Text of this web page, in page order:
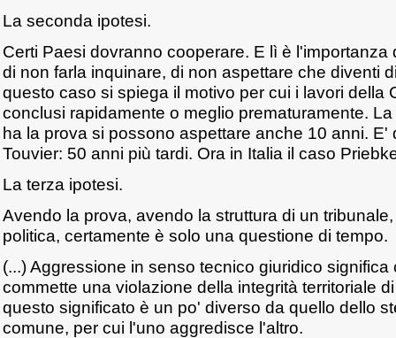
La seconda ipotesi.
Certi Paesi dovranno cooperare. E lì è l'importanza
di non farla inquinare, di non aspettare che diventi
questo caso si spiega il motivo per cui i lavori della
conclusi rapidamente o meglio prematuramente.
ha la prova si possono aspettare anche 10 anni. E'
Touvier: 50 anni più tardi. Ora in Italia il caso
La terza ipotesi.
Avendo la prova, avendo la struttura di un
politica, certamente è solo una questione di tempo.
(...) Aggressione in senso tecnico giuridico
commette una violazione della integrità territoriale
questo significato è un po' diverso da quello dello
comune, per cui l'uno aggredisce l'altro.